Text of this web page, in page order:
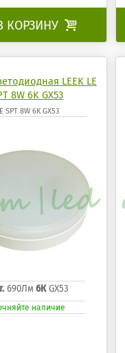
КОРЗИНУ 
LEEK LE
8W 6K GX53
SPT 8W 6K GX53
690Лм 6КGX53
наличие